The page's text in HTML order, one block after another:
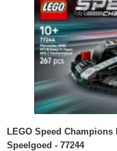
LEGO Speed Champions
Speelgoed - 77244